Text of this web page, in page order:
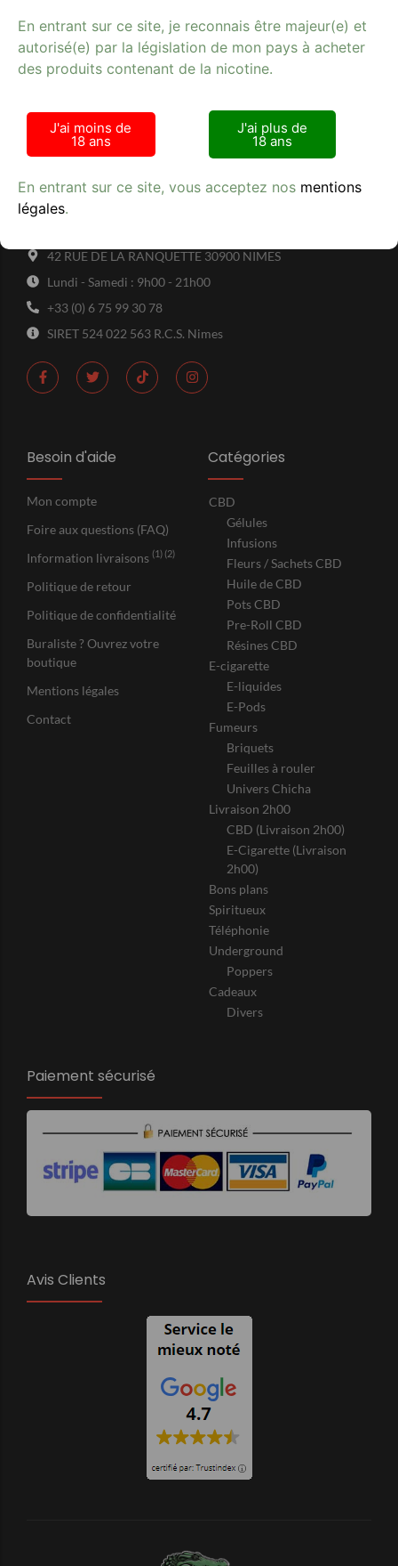
Avis clients
Tabac Presse - Le crocodile
42 RUE DE LA RANQUETTE 30900 NIMES
Lundi - Samedi : 9h00 - 21h00
+33 (0) 6 75 99 30 78
SIRET 524 022 563 R.C.S. Nimes
Besoin d'aide
Mon compte
Foire aux questions (FAQ)
Information livraisons (1) (2)
Politique de retour
Politique de confidentialité
Buraliste ? Ouvrez votre
boutique
Mentions légales
Contact
Catégories
CBD
Gélules
Infusions
Fleurs / Sachets CBD
Huile de CBD
Pots CBD
Pre-Roll CBD
Résines CBD
E-cigarette
E-liquides
E-Pods
Fumeurs
Briquets
Feuilles à rouler
Univers Chicha
Livraison 2h00
CBD (Livraison 2h00)
E-Cigarette (Livraison
2h00)
Bons plans
Spiritueux
Téléphonie
Underground
Poppers
Cadeaux
Divers
Paiement sécurisé
Avis Clients
En entrant sur ce site, je reconnais être majeur(e) et
autorisé(e) par la législation de mon pays à acheter
des produits contenant de la nicotine.
J'ai moins de
18 ans
J'ai plus de
18 ans
En entrant sur ce site, vous acceptez nos mentions
légales.